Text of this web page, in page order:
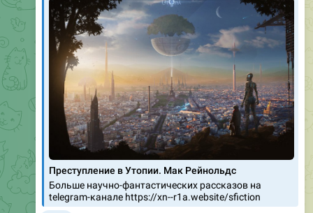
Преступление в Утопии. Мак Рейнольдс
Больше научно-фантастических рассказов на
telegram-канале https://xn--r1a.website/sfiction